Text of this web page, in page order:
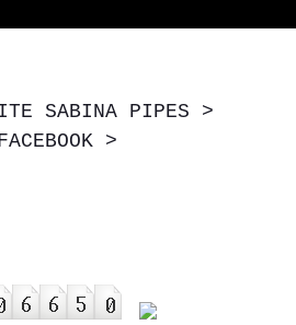
SABINA PIPES >
>